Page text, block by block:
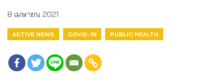
8 เมษายน 2021
ACTIVE NEWS COVID-19 PUBLIC HEALTH